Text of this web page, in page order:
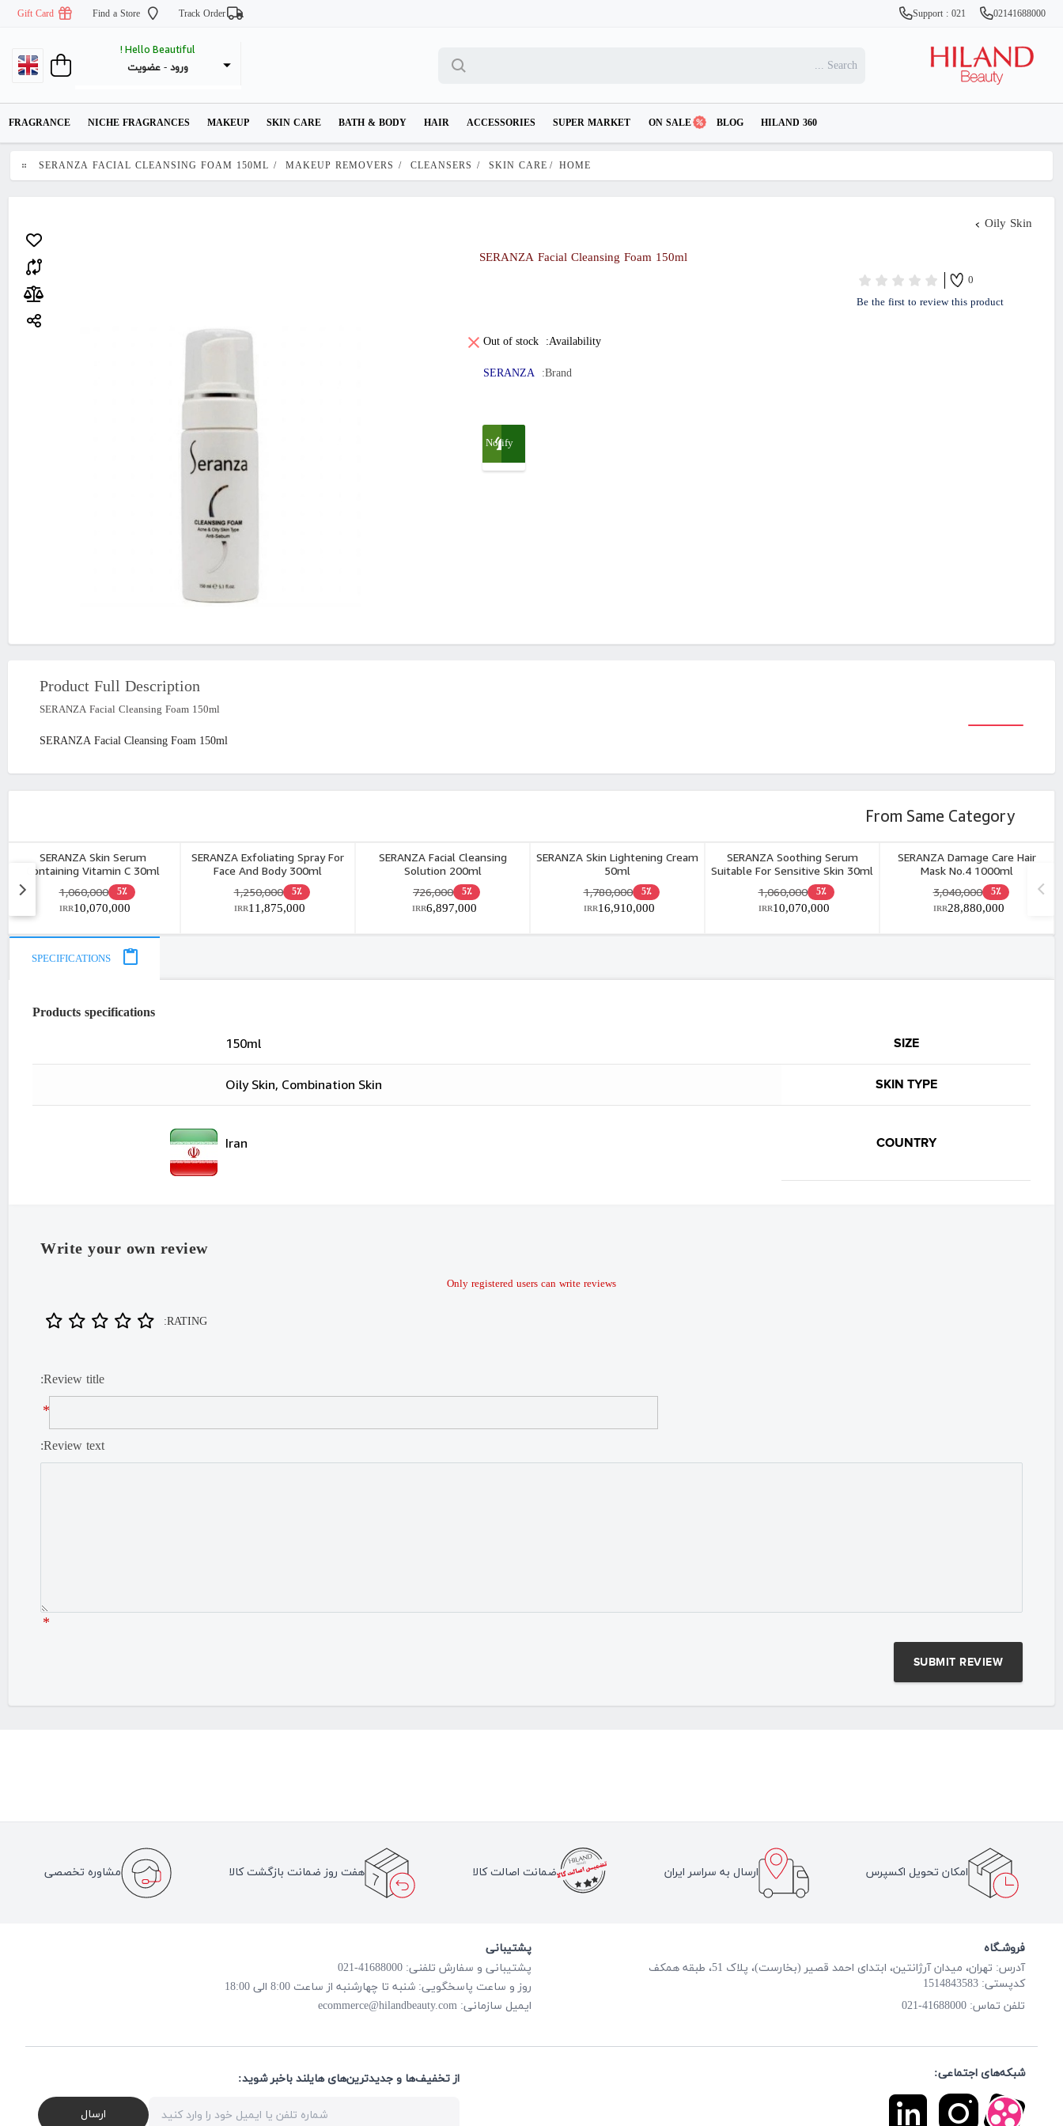
Support : 021 02141688000
Track Order
Find a Store
Gift Card
Hello Beautiful !
ورود - عضویت
FRAGRANCE NICHE FRAGRANCES MAKEUP SKIN CARE BATH & BODY HAIR ACCESSORIES SUPER MARKET ON SALE BLOG HILAND 360
HOME
/
SKIN CARE
/
CLEANSERS
/
MAKEUP REMOVERS
/
SERANZA FACIAL CLEANSING FOAM 150ML
Oily Skin
SERANZA Facial Cleansing Foam 150ml
0
Be the first to review this product
Availability:
Out of stock
Brand:
SERANZA
Notify
Product Full Description
SERANZA Facial Cleansing Foam 150ml
SERANZA Facial Cleansing Foam 150ml
From Same Category
SERANZA Skin Serum
Containing Vitamin C 30ml
5٪ 1,060,000
10,070,000
IRR
SERANZA Exfoliating Spray For
Face And Body 300ml
5٪ 1,250,000
11,875,000
IRR
SERANZA Facial Cleansing
Solution 200ml
5٪ 726,000
6,897,000
IRR
SERANZA Skin Lightening Cream
50ml
5٪ 1,780,000
16,910,000
IRR
SERANZA Soothing Serum
Suitable For Sensitive Skin 30ml
5٪ 1,060,000
10,070,000
IRR
SERANZA Damage Care Hair
Mask No.4 1000ml
5٪ 3,040,000
28,880,000
IRR
SPECIFICATIONS
Products specifications
SIZE
150ml
SKIN TYPE
Oily Skin, Combination Skin
COUNTRY
Iran
Write your own review
Only registered users can write reviews
RATING:
Review title:
*
Review text:
*
امکان تحویل اکسپرس ارسال به سراسر ایران ضمانت اصالت کالا هفت روز ضمانت بازگشت کالا مشاوره تخصصی
فروشـگاه
آدرس: تهران، میدان آرژانتین، ابتدای احمد قصیر (بخارست)، پلاک 51، طبقه همکف
کدپستی: 1514843583
تلفن تماس: 41688000-021
پشتیبانی
پشتیبانی و سفارش تلفنی: 41688000-021
روز و ساعت پاسخگویی: شنبه تا چهارشنبه از ساعت 8:00 الی 18:00
ایمیل سازمانی: ecommerce@hilandbeauty.com
شبکه‌های اجتماعی: از تخفیف‌ها و جدیدترین‌های هایلند باخبر شوید:
ارسال